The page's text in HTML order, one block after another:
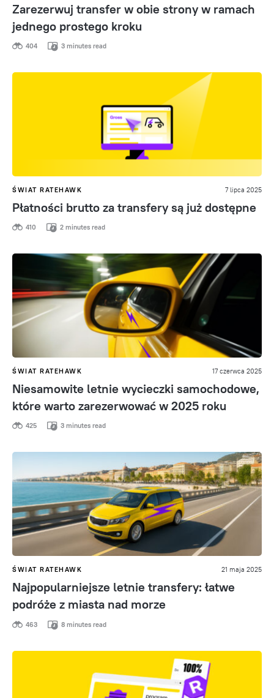
Zarezerwuj transfer w obie strony w ramach
jednego prostego kroku
404 3 minutes read
ŚWIAT RATEHAWK 7 lipca 2025
Płatności brutto za transfery są już dostępne
410 2 minutes read
ŚWIAT RATEHAWK 17 czerwca 2025
Niesamowite letnie wycieczki samochodowe,
które warto zarezerwować w 2025 roku
425 3 minutes read
ŚWIAT RATEHAWK 21 maja 2025
Najpopularniejsze letnie transfery: łatwe
podróże z miasta nad morze
463 8 minutes read